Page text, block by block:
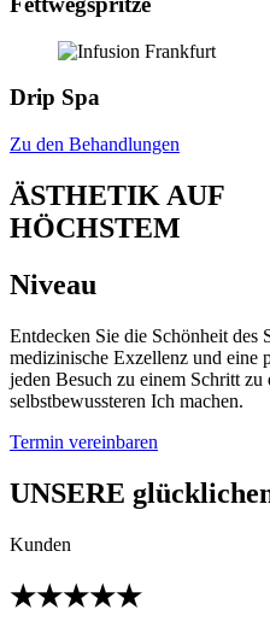
Drip Spa
Zu den Behandlungen
ÄSTHETIK AUF
HÖCHSTEM
Niveau
Entdecken Sie die Schönheit des
medizinische Exzellenz und eine
jeden Besuch zu einem Schritt zu
selbstbewussteren Ich machen.
Termin vereinbaren
UNSERE
Kunden
★★★★★